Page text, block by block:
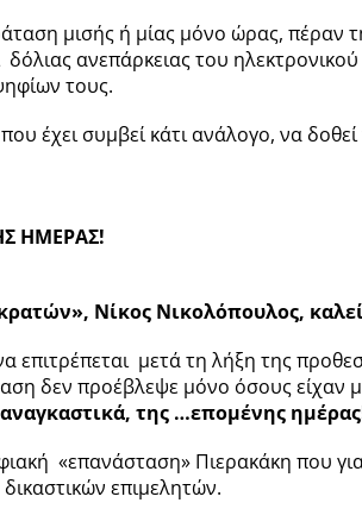
μισής ή μίας μόνο ώρας, πέραν
ανεπάρκειας του
τους.
συμβεί κάτι ανάλογο, να δοθεί
ΗΜΕΡΑΣ!
Νίκος Νικολόπουλος,
επιτρέπεται μετά τη λήξη της
δεν προέβλεψε μόνο όσους είχαν
της …επομένης
«επανάσταση» Πιερακάκη που
επιμελητών.